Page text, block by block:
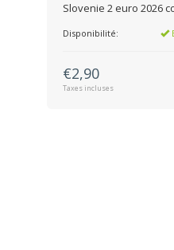
Slovenie 2 euro 2026
Disponibilité:
€2,90
Taxes incluses